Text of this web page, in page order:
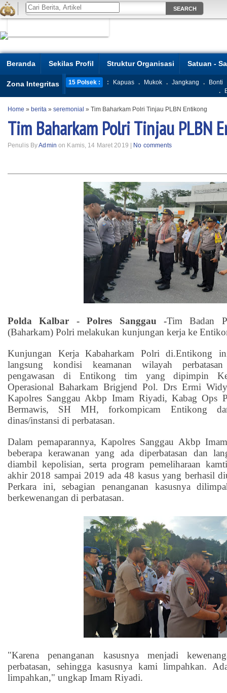
Beranda Sekilas Profil Struktur Organisasi Satuan -
Zona Integritas 15 Polsek : : Kapuas . Mukok . Jangkang .
Bonti
.
Home » berita » seremonial » Tim Baharkam Polri Tinjau PLBN Entikong
Tim Baharkam Polri Tinjau PLBN
Penulis ByAdmin on Kamis, 14 Maret 2019 | No comments
Polda Kalbar - Polres Sanggau -Tim Badan
(Baharkam) Polri melakukan kunjungan kerja ke
Kunjungan Kerja Kabaharkam Polri di.Entikong
langsung kondisi keamanan wilayah
pengawasan di Entikong tim yang dipimpin
Operasional Baharkam Brigjend Pol. Drs Ermi
Kapolres Sanggau Akbp Imam Riyadi, Kabag Ops
Bermawis, SH MH, forkompicam Entikong
dinas/instansi di perbatasan.
Dalam pemaparannya, Kapolres Sanggau Akbp
beberapa kerawanan yang ada diperbatasan dan
diambil kepolisian, serta program pemeliharaan
akhir 2018 sampai 2019 ada 48 kasus yang berhasil
Perkara ini, sebagian penanganan kasusnya
berkewenangan di perbatasan.
"Karena penanganan kasusnya menjadi
perbatasan, sehingga kasusnya kami limpahkan.
limpahkan," ungkap Imam Riyadi.